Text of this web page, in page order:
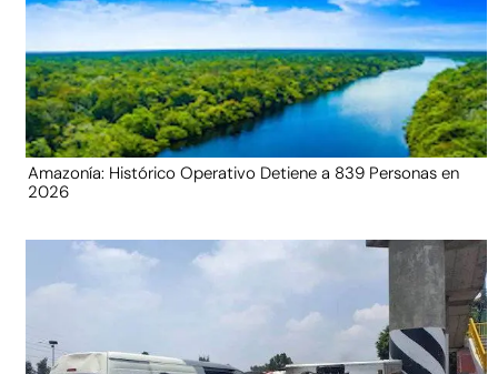
Amazonía: Histórico Operativo Detiene a 839 Personas en
2026